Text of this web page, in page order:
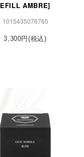
EFILL AMBRE]
1015435076765
3,300円(税込)